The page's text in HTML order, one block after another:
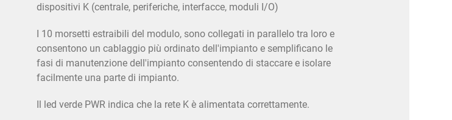
dispositivi K (centrale, periferiche, interfacce, moduli I/O)
I 10 morsetti estraibili del modulo, sono collegati in parallelo tra loro e
consentono un cablaggio più ordinato dell'impianto e semplificano le
fasi di manutenzione dell'impianto consentendo di staccare e isolare
facilmente una parte di impianto.
Il led verde PWR indica che la rete K è alimentata correttamente.